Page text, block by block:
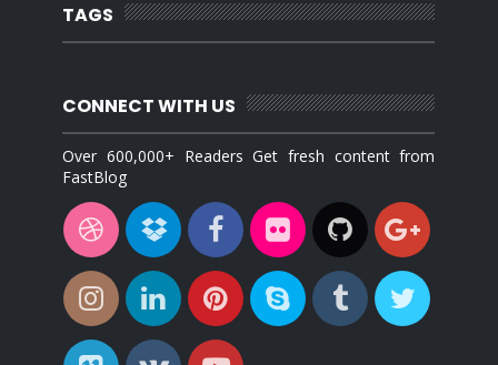
TAGS
CONNECT WITH US
Over 600,000+ Readers Get fresh content from
FastBlog